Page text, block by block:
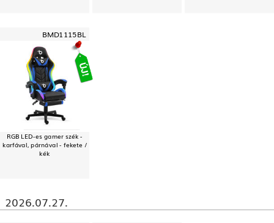
BMD1115BL
RGB LED-es gamer szék -
karfával, párnával - fekete /
kék
2026.07.27.